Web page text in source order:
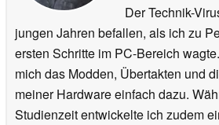
Der Technik-
jungen Jahren befallen, als ich zu
ersten Schritte im PC-Bereich
mich das Modden, Übertakten und
meiner Hardware einfach dazu.
Studienzeit entwickelte ich zudem